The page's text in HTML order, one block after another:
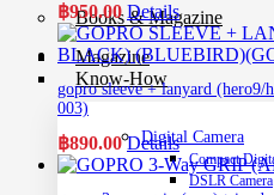
Books & Magazine
Magazine
Know-How
Digital Camera
Compact
DSLR Camera
฿950.00 Details
gopro sleeve + lanyard
003)
฿890.00 Details